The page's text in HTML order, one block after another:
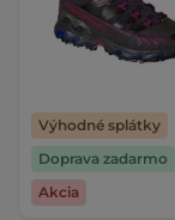
Výhodné splátky
Doprava zadarmo
Akcia